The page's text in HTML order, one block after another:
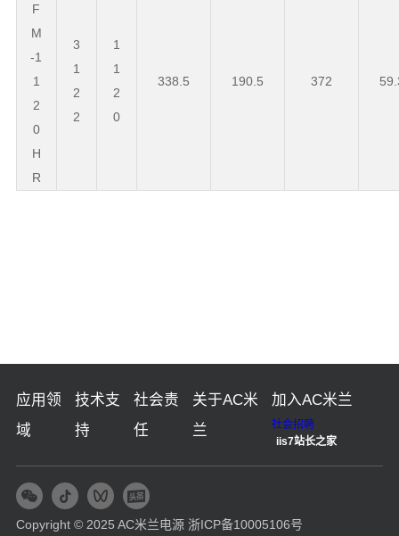
F
M
-1
1
2
0
H
R
3
1
2
2
1
1
2
0
338.5 190.5 372
应用领
域
技术支
持
社会责
任
关于AC米
兰
加入AC米兰
社会招聘
iis7站长之家
Copyright © 2025 AC米兰电源 浙ICP备10005106号